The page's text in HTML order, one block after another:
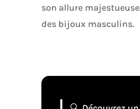
son allure
des bijoux masculins.